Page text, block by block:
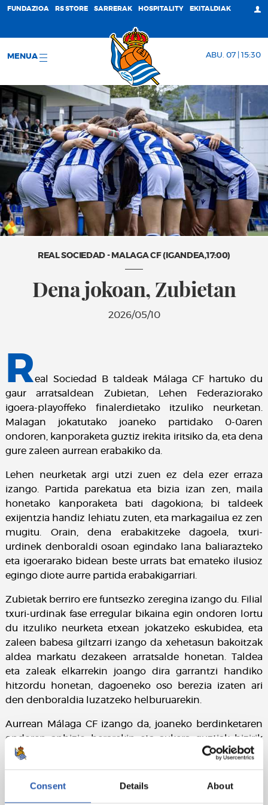
Consent Details About
FUNDAZIOA RS STORE SARRERAK HOSPITALITY EKITALDIAK
MENUA ABU. 07 | 15:30
REAL SOCIEDAD - MALAGA CF (IGANDEA,17:00)
Dena jokoan, Zubietan
2026/05/10
Real Sociedad B taldeak Málaga CF hartuko du
gaur arratsaldean Zubietan, Lehen Federaziorako
igoera-playoffeko finalerdietako itzuliko neurketan.
Malagan jokatutako joaneko partidako 0-0aren
ondoren, kanporaketa guztiz irekita iritsiko da, eta dena
gure zaleen aurrean erabakiko da.
Lehen neurketak argi utzi zuen ez dela ezer erraza
izango. Partida parekatua eta bizia izan zen, maila
honetako kanporaketa bati dagokiona; bi taldeek
exijentzia handiz lehiatu zuten, eta markagailua ez zen
mugitu. Orain, dena erabakitzeke dagoela, txuri-
urdinek denboraldi osoan egindako lana baliarazteko
eta igoerarako bidean beste urrats bat emateko ilusioz
egingo diote aurre partida erabakigarriari.
Zubietak berriro ere funtsezko zeregina izango du. Filial
txuri-urdinak fase erregular bikaina egin ondoren lortu
du itzuliko neurketa etxean jokatzeko eskubidea, eta
zaleen babesa giltzarri izango da xehetasun bakoitzak
aldea markatu dezakeen arratsalde honetan. Taldea
eta zaleak elkarrekin joango dira garrantzi handiko
hitzordu honetan, dagoeneko oso berezia izaten ari
den denboraldia luzatzeko helburuarekin.
Aurrean Málaga CF izango da, joaneko berdinketaren
ondoren anbizio berarekin eta aukera guztiak bizirik
dituela iritsiko den aurkaria. Andaluziarrek erakutsi
minututan zehar exijitzeko gai dena direla; beraz,